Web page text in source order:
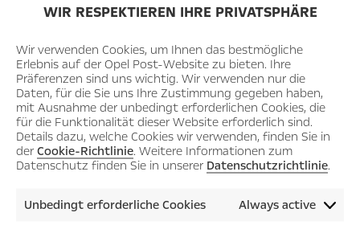
WIR RESPEKTIEREN IHRE PRIVATSPHÄRE
Wir verwenden Cookies, um Ihnen das bestmögliche
Erlebnis auf der Opel Post-Website zu bieten. Ihre
Präferenzen sind uns wichtig. Wir verwenden nur die
Daten, für die Sie uns Ihre Zustimmung gegeben haben,
mit Ausnahme der unbedingt erforderlichen Cookies, die
für die Funktionalität dieser Website erforderlich sind.
Details dazu, welche Cookies wir verwenden, finden Sie in
der Cookie-Richtlinie. Weitere Informationen zum
Datenschutz finden Sie in unserer Datenschutzrichtlinie.
Unbedingt erforderliche Cookies Always active
Eindruck hinterlassen
All Articles
2026
July
June